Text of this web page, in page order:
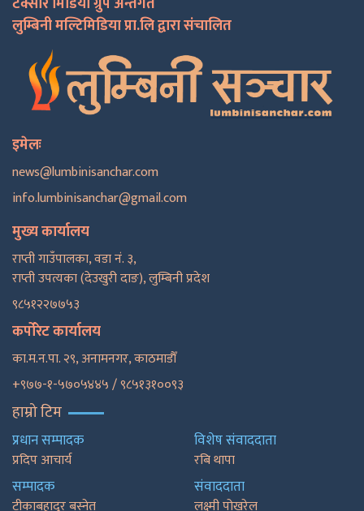
लुम्बिनी मल्टिमिडिया प्रा.लि द्वारा संचालित
इमेलः
news@lumbinisanchar.com
info.lumbinisanchar@gmail.com
मुख्य कार्यालय
राप्ती गाउँपालका, वडा नं. ३,
राप्ती उपत्यका (देउखुरी दाङ), लुम्बिनी प्रदेश
९८५१२२७७५३
कर्पोरेट कार्यालय
का.म.न.पा. २९, अनामनगर, काठमाडाैँ
+९७७-१-५७०५४४५ / ९८५१३१००९३
हाम्रो टिम
प्रधान सम्पादक
प्रदिप आचार्य
सम्पादक
विशेष संवाददाता
रबि थापा
संवाददाता